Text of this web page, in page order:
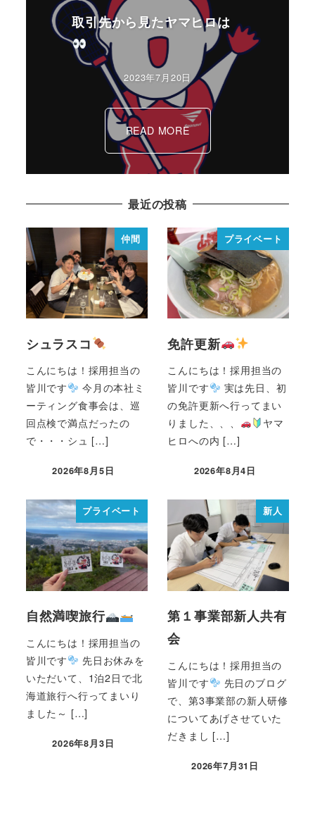
取引先から見たヤマヒロは
2023年7月20日
READ MORE
最近の投稿
仲間
シュラスコ
こんにちは！採用担当の
皆川です
今月の本社ミ
ーティング食事会は、巡
回点検で満点だったの
で・・・シュ […]
2026年8月5日
プライベート
免許更新
こんにちは！採用担当の
皆川です
実は先日、初
の免許更新へ行ってまい
りました、、、
ヤマ
ヒロへの内 […]
2026年8月4日
プライベート
自然満喫旅行
こんにちは！採用担当の
皆川です
先日お休みを
いただいて、1泊2日で北
海道旅行へ行ってまいり
ました～ […]
2026年8月3日
新人
第１事業部新人共有
会
こんにちは！採用担当の
皆川です
先日のブログ
で、第3事業部の新人研修
についてあげさせていた
だきまし […]
2026年7月31日